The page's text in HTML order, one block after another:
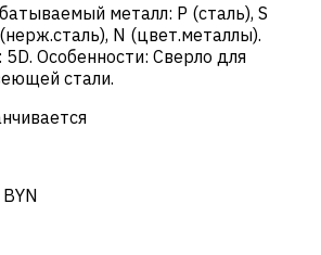
металл: Р (сталь), S
N (цвет.металлы).
: 5D. Особенности: Сверло для
стали.